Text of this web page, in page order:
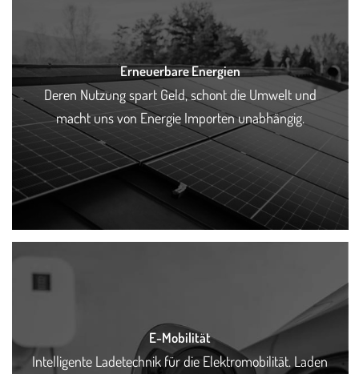
Erneuerbare Energien
Deren Nutzung spart Geld, schont die Umwelt und
macht uns von Energie Importen unabhängig.
E-Mobilität
Intelligente Ladetechnik für die Elektromobilität. Laden